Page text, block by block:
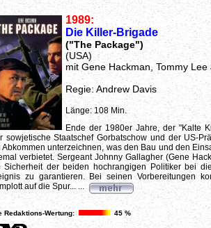
1989:
Die Killer-Brigade
("The Package")
(USA)
mit Gene Hackman, Tommy Lee
Regie: Andrew Davis
Länge: 108 Min.
Ende der 1980er Jahre, der "Kalte
sowjetische Staatschef Gorbatschow und der US-
Abkommen unterzeichnen, was den Bau und den
verbietet. Sergeant Johnny Gallagher (Gene
Sicherheit der beiden hochrangigen Politiker bei
zu garantieren. Bei seinen Vorbereitungen
auf die Spur... ...
Redaktions-Wertung: 45 %